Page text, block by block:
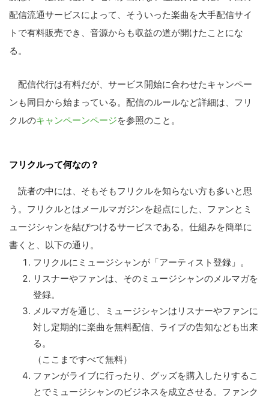
配信流通サービスによって、そういった楽曲を大手配信サイ
トで有料販売でき、音源からも収益の道が開けたことにな
る。
配信代行は有料だが、サービス開始に合わせたキャンペー
ンも同日から始まっている。配信のルールなど詳細は、フリ
クルのキャンペーンページを参照のこと。
フリクルって何なの？
読者の中には、そもそもフリクルを知らない方も多いと思
う。フリクルとはメールマガジンを起点にした、ファンとミ
ュージシャンを結びつけるサービスである。仕組みを簡単に
書くと、以下の通り。
フリクルにミュージシャンが「アーティスト登録」。
リスナーやファンは、そのミュージシャンのメルマガを
登録。
メルマガを通じ、ミュージシャンはリスナーやファンに
対し定期的に楽曲を無料配信、ライブの告知なども出来
る。
（ここまですべて無料）
ファンがライブに行ったり、グッズを購入したりするこ
とでミュージシャンのビジネスを成立させる。ファンク